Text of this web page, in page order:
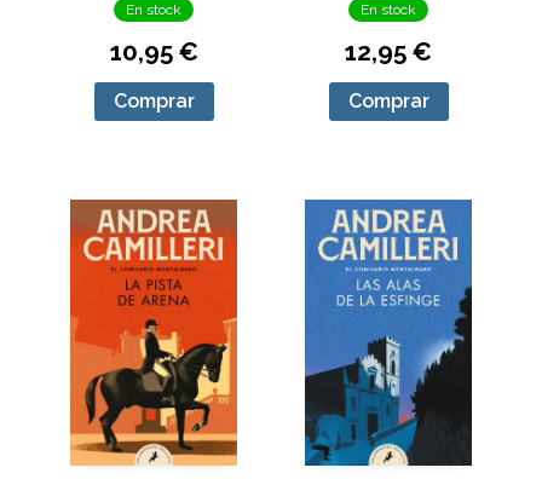
En stock
10,95 €
Comprar
En stock
12,95 €
Comprar